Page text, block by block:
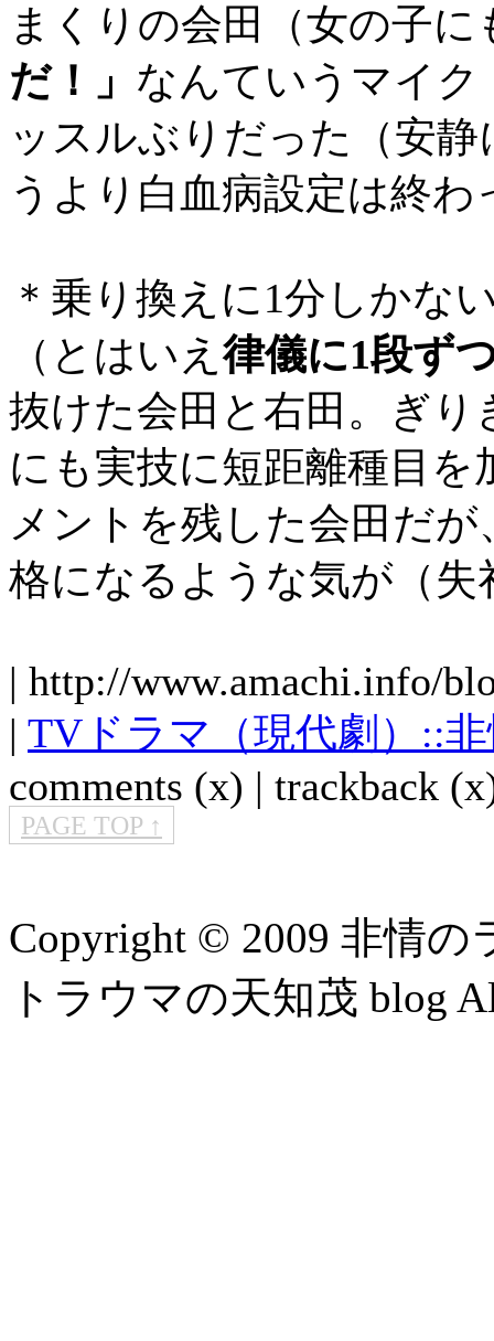
まくりの会田（女の子
だ！」 なんていうマイ
ッスルぶりだった（安
うより白血病設定は終わ
＊乗り換えに1分しかな
（とはいえ律儀に1段ず
抜けた会田と右田。ぎ
にも実技に短距離種目
メントを残した会田だ
格になるような気が（失
| http://www.amachi.info/
| TVドラマ（現代劇）::
comments (x) | trackback
PAGE TOP ↑
Copyright © 2009 非情
トラウマの天知茂 blog